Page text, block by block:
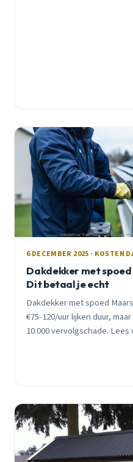
6 DECEMBER 2025 · KOSTEN
Dakdekker met
Dit betaal je echt
Dakdekker met spoed
€75-120/uur lijken duur,
10.000 vervolgschade. Lees